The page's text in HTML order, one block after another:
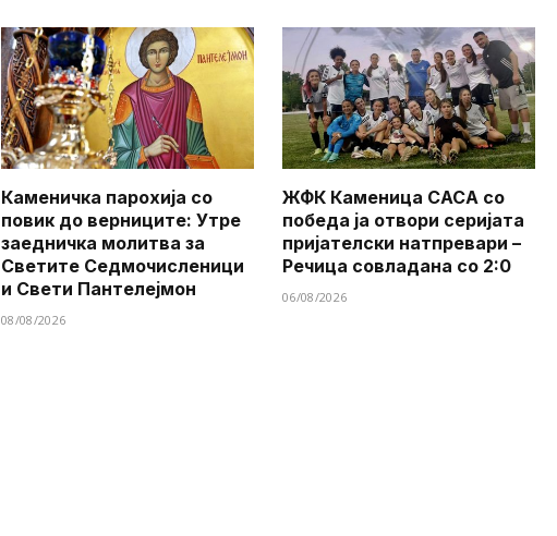
Каменичка парохија со
повик до верниците: Утре
заедничка молитва за
Светите Седмочисленици
и Свети Пантелејмон
08/08/2026
ЖФК Каменица САСА со
победа ја отвори серијата
пријателски натпревари –
Речица совладана со 2:0
06/08/2026